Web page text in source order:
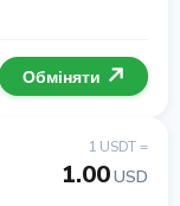
Обміняти
1 USDT =
1.00USD